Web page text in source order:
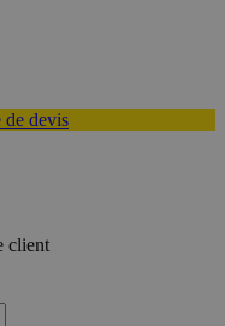
de devis
client